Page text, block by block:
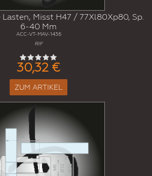
Misst H47 / 77Xl80Xp80, Sp.
6-40 Mm
ACC-VT-MAV-1436
RIF
30,32 €
ZUM ARTIKEL